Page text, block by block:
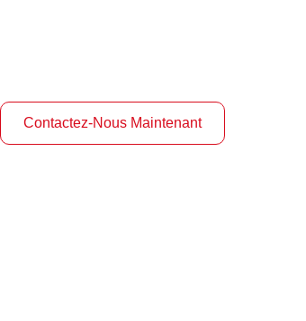
Contactez-Nous Maintenant